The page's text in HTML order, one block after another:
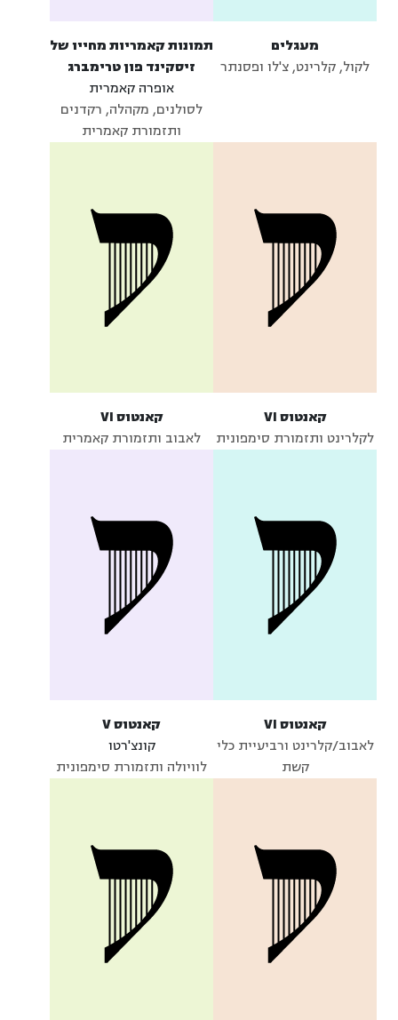
מעגלים
לקול, קלרינט, צ'לו ופסנתר
תמונות קאמריות מחייו של
זיסקינד פון טרימברג
אופרה קאמרית
לסולנים, מקהלה, רקדנים
ותזמורת קאמרית
קאנטוס VI
לקלרינט ותזמורת סימפונית
קאנטוס VI
לאבוב ותזמורת קאמרית
קאנטוס VI
לאבוב/קלרינט ורביעיית כלי
קשת
קאנטוס V
קונצ'רטו
לוויולה ותזמורת סימפונית